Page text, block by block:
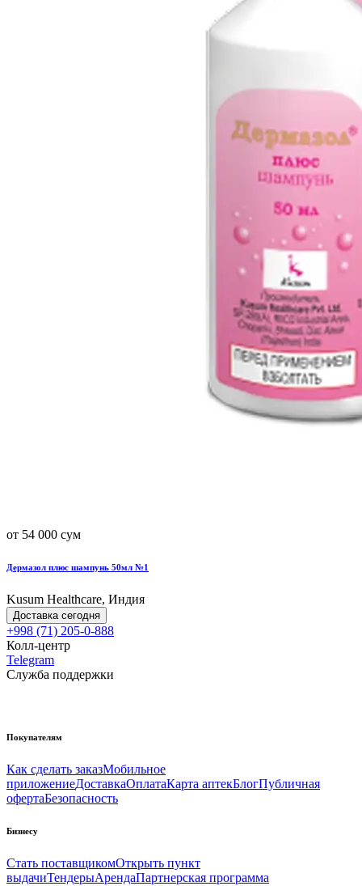
от 54 000 сум
Дермазол плюс шампунь 50мл №1
Kusum Healthcare, Индия
Доставка сегодня
+998 (71) 205-0-888
Колл-центр
Telegram
Служба поддержки
Покупателям
Как сделать заказМобильное
приложениеДоставкаОплатаКарта аптекБлогПубличная
офертаБезопасность
Бизнесу
Стать поставщикомОткрыть пункт
выдачиТендерыАрендаПартнерская программа